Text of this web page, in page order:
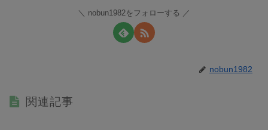
nobun1982をフォローする
nobun1982
関連記事